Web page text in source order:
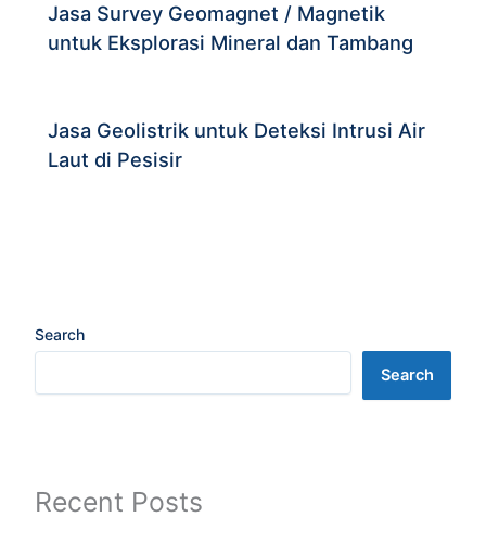
Jasa Survey Geomagnet / Magnetik
untuk Eksplorasi Mineral dan Tambang
Jasa Geolistrik untuk Deteksi Intrusi Air
Laut di Pesisir
Search
Search
Recent Posts